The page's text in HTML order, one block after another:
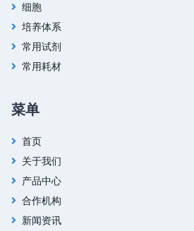
细胞
培养体系
常用试剂
常用耗材
菜单
首页
关于我们
产品中心
合作机构
新闻资讯